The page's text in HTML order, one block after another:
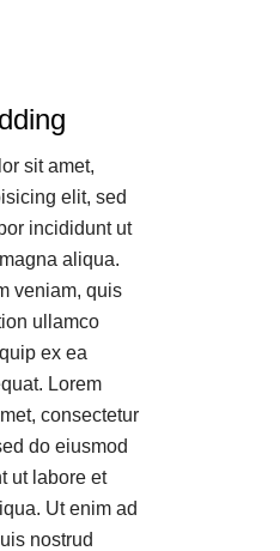
sit amet,
elit, sed
incididunt ut
aliqua.
veniam, quis
ullamco
ex ea
Lorem
consectetur
do eiusmod
ut labore et
Ut enim ad
nostrud